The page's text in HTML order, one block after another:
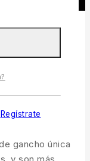
gancho única
y son más
Regístrate